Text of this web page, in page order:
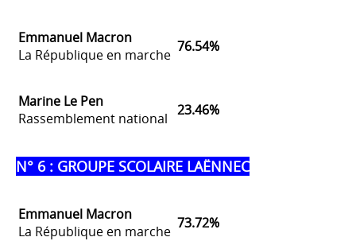
Emmanuel Macron
La République en marche 76.54%
Marine Le Pen
Rassemblement national 23.46%
N° 6 : GROUPE SCOLAIRE LAËNNEC
Emmanuel Macron
La République en marche 73.72%